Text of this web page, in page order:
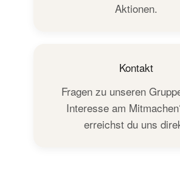
Aktionen.
Kontakt
Fragen zu unseren
Interesse am
erreichst du uns